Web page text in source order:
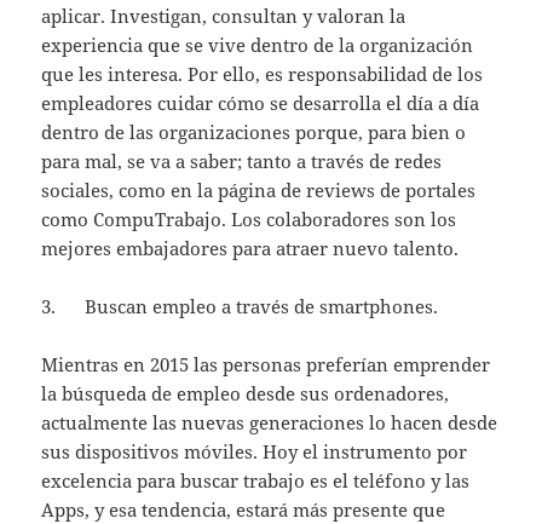
aplicar. Investigan, consultan y valoran la
experiencia que se vive dentro de la organización
que les interesa. Por ello, es responsabilidad de los
empleadores cuidar cómo se desarrolla el día a día
dentro de las organizaciones porque, para bien o
para mal, se va a saber; tanto a través de redes
sociales, como en la página de reviews de portales
como CompuTrabajo. Los colaboradores son los
mejores embajadores para atraer nuevo talento.
3. Buscan empleo a través de smartphones.
Mientras en 2015 las personas preferían emprender
la búsqueda de empleo desde sus ordenadores,
actualmente las nuevas generaciones lo hacen desde
sus dispositivos móviles. Hoy el instrumento por
excelencia para buscar trabajo es el teléfono y las
Apps, y esa tendencia, estará más presente que